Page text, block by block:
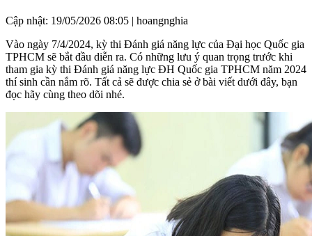
Cập nhật: 19/05/2026 08:05 | hoangnghia
Vào ngày 7/4/2024, kỳ thi Đánh giá năng lực của Đại học Quốc gia
TPHCM sẽ bắt đầu diễn ra. Có những lưu ý quan trọng trước khi
tham gia kỳ thi Đánh giá năng lực ĐH Quốc gia TPHCM năm 2024
thí sinh cần nắm rõ. Tất cả sẽ được chia sẻ ở bài viết dưới đây, bạn
đọc hãy cùng theo dõi nhé.